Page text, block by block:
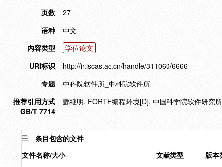
页数
27
语种
中文
内容类型
学位论文
URI标识
http://ir.iscas.ac.cn/handle/311060/6666
专题
中科院软件所_中科院软件所
推荐引用方式
GB/T 7714
酆继明. FORTH编程环境[D]. 中国科学院软件研究
条目包含的文件
文件名称/大小
文献类型
版本